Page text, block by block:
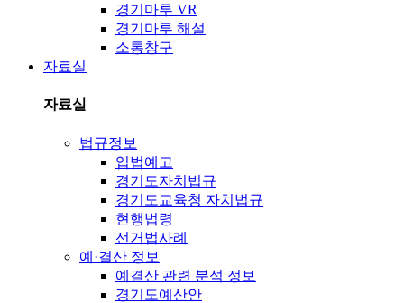
경기마루 VR
경기마루 해설
소통창구
자료실
자료실
법규정보
입법예고
경기도자치법규
경기도교육청 자치법규
현행법령
선거법사례
예·결산 정보
예결산 관련 분석 정보
경기도예산안